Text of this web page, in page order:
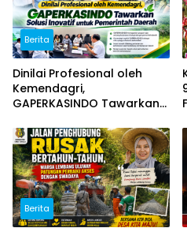
Berita
Dinilai Profesional oleh
Kemendagri,
GAPERKASINDO Tawarkan
Pemerintah Daerah
Berita